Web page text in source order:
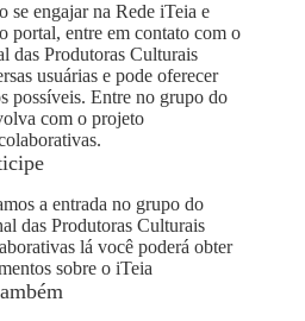
se engajar na Rede iTeia e
portal, entre em contato com o
das Produtoras Culturais
usuárias e pode oferecer
possíveis. Entre no grupo do
com o projeto
.
a entrada no grupo do
das Produtoras Culturais
lá você poderá obter
sobre o iTeia